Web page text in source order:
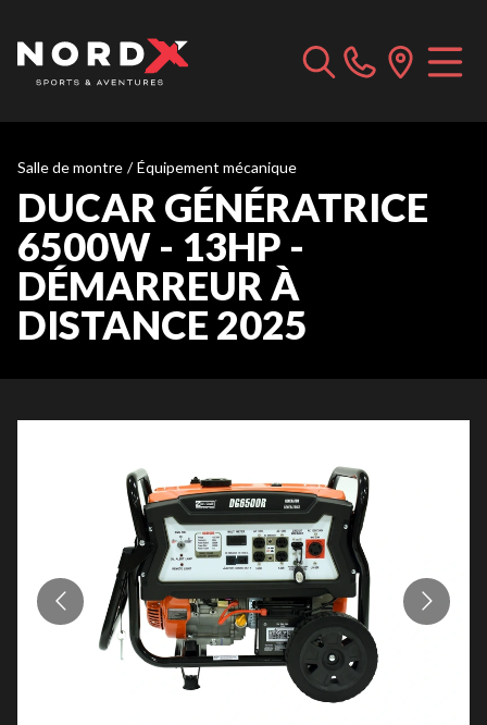
Salle de montre / Équipement mécanique
DUCAR GÉNÉRATRICE
6500W - 13HP -
DÉMARREUR À
DISTANCE 2025